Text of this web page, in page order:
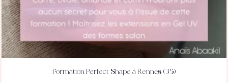
ACHETEZ DÉTAILS
Formation Perfect Shape à Rennes (35)